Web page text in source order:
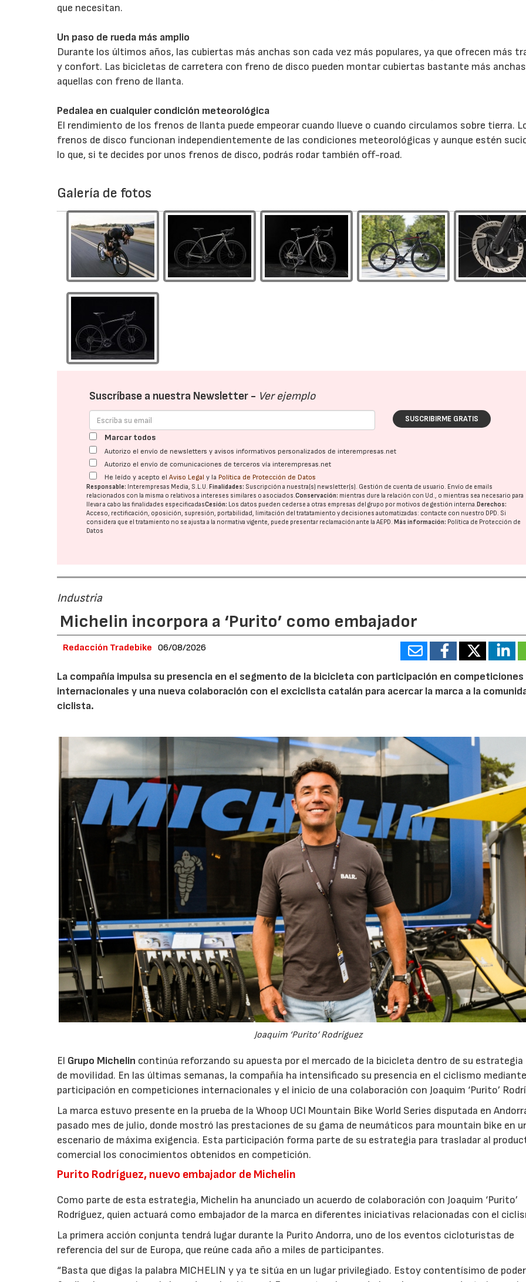
que necesitan.
Un paso de rueda más amplio
Durante los últimos años, las cubiertas más anchas son cada vez más populares, ya que ofrecen más
y confort. Las bicicletas de carretera con freno de disco pueden montar cubiertas bastante más
aquellas con freno de llanta.
Pedalea en cualquier condición meteorológica
El rendimiento de los frenos de llanta puede empeorar cuando llueve o cuando circulamos sobre tierra.
frenos de disco funcionan independientemente de las condiciones meteorológicas y aunque estén
lo que, si te decides por unos frenos de disco, podrás rodar también off-road.
Galería de fotos
Suscríbase a nuestra Newsletter - Ver ejemplo
SUSCRIBIRME GRATIS
Marcar todos
Autorizo el envío de newsletters y avisos informativos personalizados de interempresas.net
Autorizo el envío de comunicaciones de terceros vía interempresas.net
He leído y acepto elAviso Legal y la Política de Protección de Datos
Responsable: Interempresas Media, S.L.U. Finalidades: Suscripción a nuestra(s) newsletter(s). Gestión de cuenta de usuario. Envío de emails
relacionados con la misma o relativos a intereses similares o asociados.Conservación: mientras dure la relación con Ud., o mientras sea necesario para
llevar a cabo las finalidades especificadasCesión: Los datos pueden cederse a otras empresas del grupo por motivos de gestión interna. Derechos:
Acceso, rectificación, oposición, supresión, portabilidad, limitación del tratatamiento y decisiones automatizadas: contacte con nuestro DPD. Si
considera que el tratamiento no se ajusta a la normativa vigente, puede presentar reclamación ante laAEPD. Más información: Política de Protección de
Datos
Industria
Michelin incorpora a ‘Purito’ como embajador
Redacción Tradebike 06/08/2026
La compañía impulsa su presencia en el segmento de la bicicleta con participación en competiciones
internacionales y una nueva colaboración con el exciclista catalán para acercar la marca a la
ciclista.
Joaquim ‘Purito’ Rodríguez
El Grupo Michelin continúa reforzando su apuesta por el mercado de la bicicleta dentro de su estrategia
de movilidad. En las últimas semanas, la compañía ha intensificado su presencia en el ciclismo
participación en competiciones internacionales y el inicio de una colaboración con Joaquim ‘Purito’
La marca estuvo presente en la prueba de la Whoop UCI Mountain Bike World Series disputada en
pasado mes de julio, donde mostró las prestaciones de su gama de neumáticos para mountain bike en
escenario de máxima exigencia. Esta participación forma parte de su estrategia para trasladar al
comercial los conocimientos obtenidos en competición.
Purito Rodríguez, nuevo embajador de Michelin
Como parte de esta estrategia, Michelin ha anunciado un acuerdo de colaboración con Joaquim ‘Purito’
Rodríguez, quien actuará como embajador de la marca en diferentes iniciativas relacionadas con el
La primera acción conjunta tendrá lugar durante la Purito Andorra, uno de los eventos cicloturistas de
referencia del sur de Europa, que reúne cada año a miles de participantes.
“Basta que digas la palabra MICHELIN y ya te sitúa en un lugar privilegiado. Estoy contentísimo de